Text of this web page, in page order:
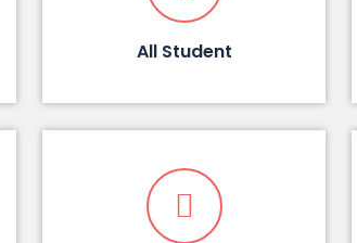
All Student